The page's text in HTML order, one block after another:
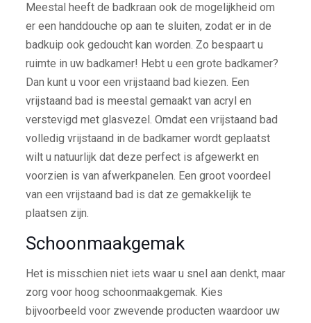
Meestal heeft de badkraan ook de mogelijkheid om
er een handdouche op aan te sluiten, zodat er in de
badkuip ook gedoucht kan worden. Zo bespaart u
ruimte in uw badkamer! Hebt u een grote badkamer?
Dan kunt u voor een vrijstaand bad kiezen. Een
vrijstaand bad is meestal gemaakt van acryl en
verstevigd met glasvezel. Omdat een vrijstaand bad
volledig vrijstaand in de badkamer wordt geplaatst
wilt u natuurlijk dat deze perfect is afgewerkt en
voorzien is van afwerkpanelen. Een groot voordeel
van een vrijstaand bad is dat ze gemakkelijk te
plaatsen zijn.
Schoonmaakgemak
Het is misschien niet iets waar u snel aan denkt, maar
zorg voor hoog schoonmaakgemak. Kies
bijvoorbeeld voor zwevende producten waardoor uw